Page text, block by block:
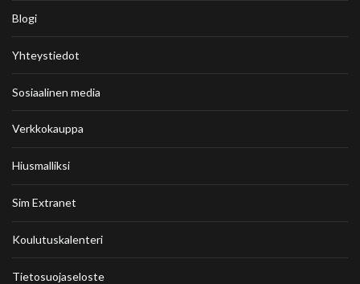
Blogi
Yhteystiedot
Sosiaalinen media
Verkkokauppa
Hiusmalliksi
Sim Extranet
Koulutuskalenteri
Tietosuojaseloste